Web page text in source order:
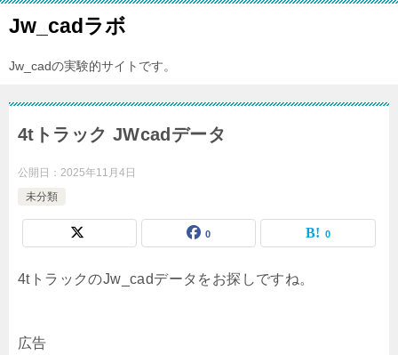
Jw_cadラボ
Jw_cadの実験的サイトです。
4tトラック JWcadデータ
公開日： 2025年11月4日
未分類
0 0
4tトラックのJw_cadデータをお探しですね。
広告